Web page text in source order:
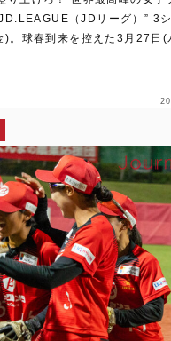
（JDリーグ）” 3
)。球春到来を控えた3月27日(